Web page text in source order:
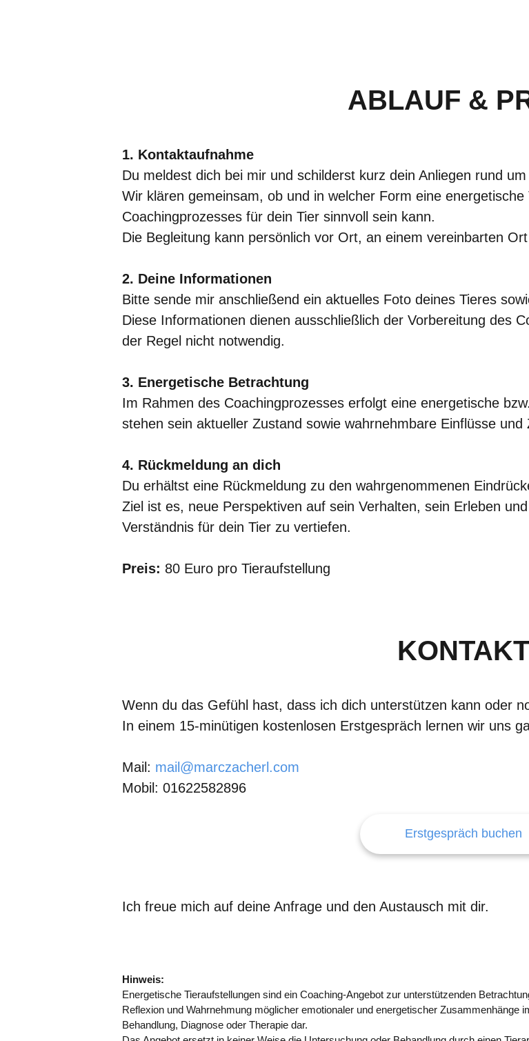
ABLAUF &
1. Kontaktaufnahme
Du meldest dich bei mir und schilderst kurz dein Anliegen rund um
Wir klären gemeinsam, ob und in welcher Form eine
Coachingprozesses für dein Tier sinnvoll sein kann.
Die Begleitung kann persönlich vor Ort, an einem vereinbarten
2. Deine Informationen
Bitte sende mir anschließend ein aktuelles Foto deines Tieres
Diese Informationen dienen ausschließlich der Vorbereitung des
der Regel nicht notwendig.
3. Energetische Betrachtung
Im Rahmen des Coachingprozesses erfolgt eine energetische
stehen sein aktueller Zustand sowie wahrnehmbare Einflüsse
4. Rückmeldung an dich
Du erhältst eine Rückmeldung zu den wahrgenommenen
Ziel ist es, neue Perspektiven auf sein Verhalten, sein Erleben
Verständnis für dein Tier zu vertiefen.
Preis: 80 Euro pro Tieraufstellung
KONTAKT
Wenn du das Gefühl hast, dass ich dich unterstützen kann oder
In einem 15-minütigen kostenlosen Erstgespräch lernen wir uns
Mail: mail@marczacherl.com
Mobil: 01622582896
Erstgespräch buchen
Ich freue mich auf deine Anfrage und den Austausch mit dir.
Hinweis:
Energetische Tieraufstellungen sind ein Coaching-Angebot zur unterstützenden
Reflexion und Wahrnehmung möglicher emotionaler und energetischer Zusammenhänge
Behandlung, Diagnose oder Therapie dar.